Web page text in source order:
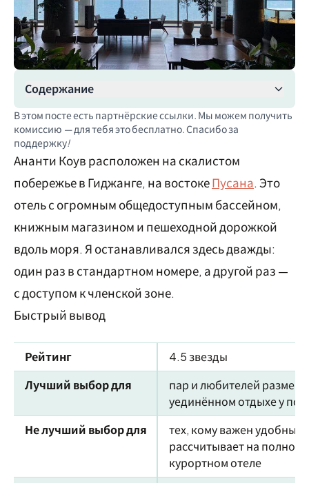
Содержание
В этом посте есть партнёрские ссылки. Мы можем получить
комиссию — для тебя это бесплатно. Спасибо за
поддержку!
Ананти Коув расположен на скалистом
побережье в Гиджанге, на востокеПусана. Это
отель с огромным общедоступным бассейном,
книжным магазином и пешеходной дорожкой
вдоль моря. Я останавливался здесь дважды:
один раз в стандартном номере, а другой раз —
с доступом к членской зоне.
Быстрый вывод
Рейтинг
4.5 звезды
Лучший выбор для
пар и любителей
уединённом отдыхе у
Не лучший выбор для
тех, кому важен удобный
рассчитывает на
курортном отеле